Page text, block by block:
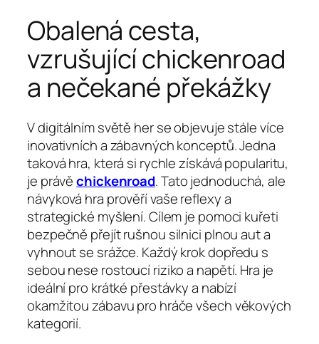
Obalená cesta,
vzrušující chickenroad
a nečekané překážky
V digitálním světě her se objevuje stále více
inovativních a zábavných konceptů. Jedna
taková hra, která si rychle získává popularitu,
je právěchickenroad. Tato jednoduchá, ale
návyková hra prověří vaše reflexy a
strategické myšlení. Cílem je pomoci kuřeti
bezpečně přejít rušnou silnici plnou aut a
vyhnout se srážce. Každý krok dopředu s
sebou nese rostoucí riziko a napětí. Hra je
ideální pro krátké přestávky a nabízí
okamžitou zábavu pro hráče všech věkových
kategorií.